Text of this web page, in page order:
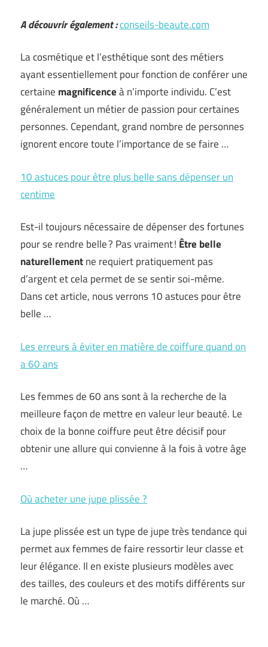
A découvrir également :conseils-beaute.com
La cosmétique et l’esthétique sont des métiers
ayant essentiellement pour fonction de conférer une
certaine magnificenceà n’importe individu. C’est
généralement un métier de passion pour certaines
personnes. Cependant, grand nombre de personnes
ignorent encore toute l’importance de se faire …
10 astuces pour être plus belle sans dépenser un
centime
Est-il toujours nécessaire de dépenser des fortunes
pour se rendre belle ? Pas vraiment ! Être belle
naturellementne requiert pratiquement pas
d’argent et cela permet de se sentir soi-même.
Dans cet article, nous verrons 10 astuces pour être
belle …
Les erreurs à éviter en matière de coiffure quand on
a 60 ans
Les femmes de 60 ans sont à la recherche de la
meilleure façon de mettre en valeur leur beauté. Le
choix de la bonne coiffure peut être décisif pour
obtenir une allure qui convienne à la fois à votre âge
…
Où acheter une jupe plissée ?
La jupe plissée est un type de jupe très tendance qui
permet aux femmes de faire ressortir leur classe et
leur élégance. Il en existe plusieurs modèles avec
des tailles, des couleurs et des motifs différents sur
le marché. Où …